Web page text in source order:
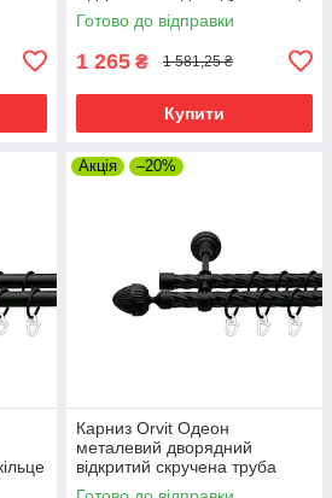
металеве Чорний Оксамит
19\19 мм 300 см (00-
Готово до відправки
1 265 ₴ 1 581,25 ₴
Купити
Акція –20%
Карниз Orvit Одеон
металевий дворядний
відкритий скручена труба
кільце металеве Чорний